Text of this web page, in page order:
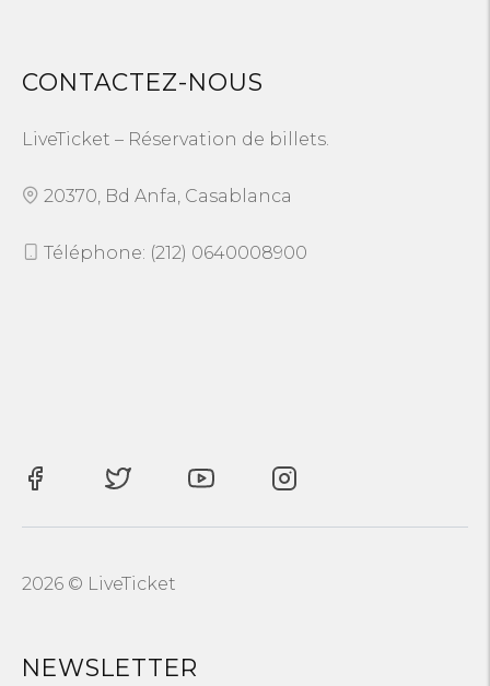
CONTACTEZ-NOUS
LiveTicket – Réservation de billets.
20370, Bd Anfa, Casablanca
Téléphone: (212) 0640008900
2026 © LiveTicket
NEWSLETTER